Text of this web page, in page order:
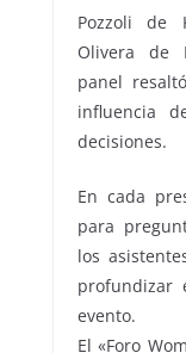
Pozzoli de
Olivera de
panel
influencia
decisiones.
En cada
para
los
profundizar
evento.
El «Foro